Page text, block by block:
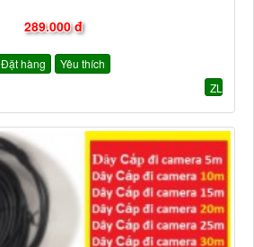
289.000 đ
Đặt hàng
Yêu thích
ZL